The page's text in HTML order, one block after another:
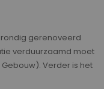
gerenoveerd
verduurzaamd moet
Gebouw). Verder is het